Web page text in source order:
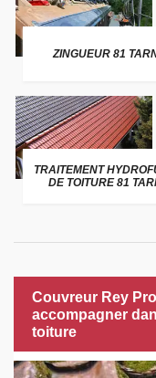
ZINGUEUR 81
TRAITEMENT
DE TOITURE 81
Couvreur Rey
accompagner
toiture